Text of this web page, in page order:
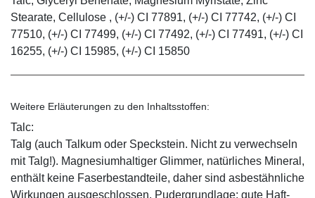
Stearate, Cellulose , (+/-) CI 77891, (+/-) CI 77742, (+/-) CI
77510, (+/-) CI 77499, (+/-) CI 77492, (+/-) CI 77491, (+/-) CI
16255, (+/-) CI 15985, (+/-) CI 15850
Weitere Erläuterungen zu den Inhaltsstoffen:
Talc:
Talg (auch Talkum oder Speckstein. Nicht zu verwechseln
mit Talg!). Magnesiumhaltiger Glimmer, natürliches Mineral,
enthält keine Faserbestandteile, daher sind asbestähnliche
Wirkungen ausgeschlossen. Pudergrundlage; gute Haft-